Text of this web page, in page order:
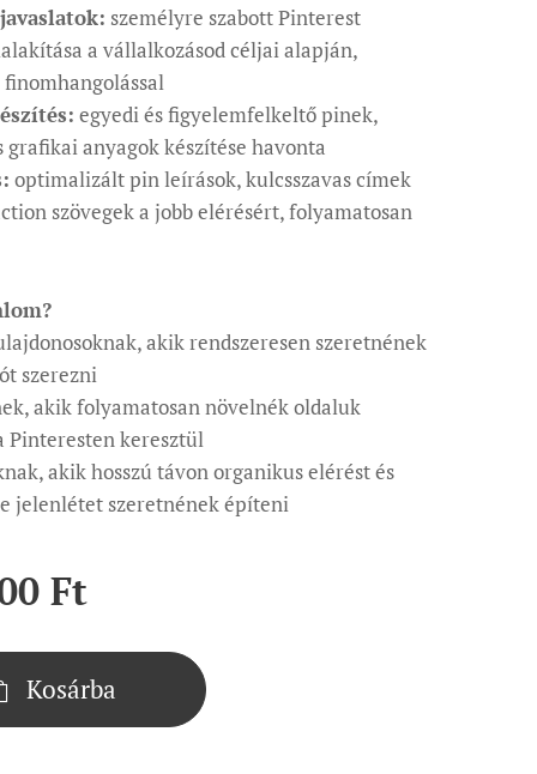
személyre szabott Pinterest
a vállalkozásod céljai alapján,
egyedi és figyelemfelkeltő pinek,
grafikai anyagok készítése havonta
optimalizált pin leírások, kulcsszavas címek
szövegek a jobb elérésért, folyamatosan
akik rendszeresen szeretnének
szerezni
akik folyamatosan növelnék oldaluk
Pinteresten keresztül
akik hosszú távon organikus elérést és
jelenlétet szeretnének építeni
Ft
Kosárba